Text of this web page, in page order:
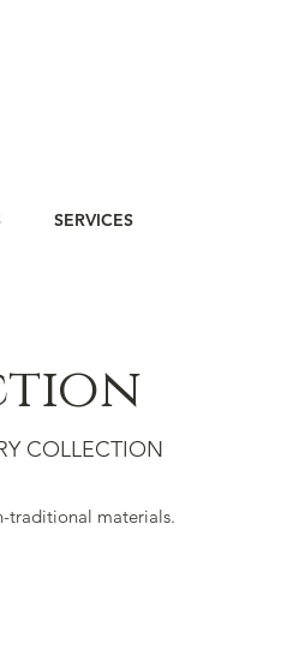
SERVICES
COLLECTION
traditional materials.